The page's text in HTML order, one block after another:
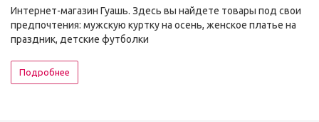
Интернет-магазин Гуашь. Здесь вы найдете товары под свои
предпочтения: мужскую куртку на осень, женское платье на
праздник, детские футболки
Подробнее